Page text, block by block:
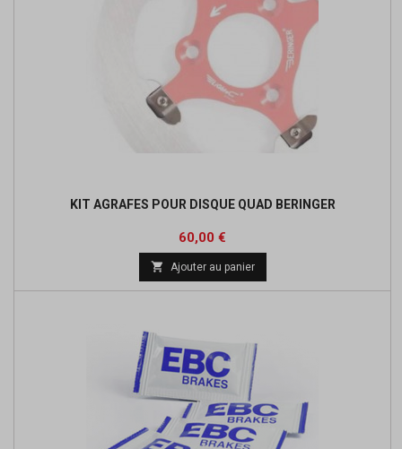
KIT AGRAFES POUR DISQUE QUAD BERINGER
Prix
60,00 €
 Ajouter au panier